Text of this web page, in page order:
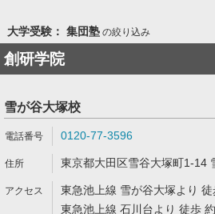
大学受験： 集団塾の絞り込み
創研学院
雪が谷大塚校
0120-77-3596
東京都大田区雪谷大塚町1-14
東急池上線 雪が谷大塚より
東急池上線 石川台より 徒歩